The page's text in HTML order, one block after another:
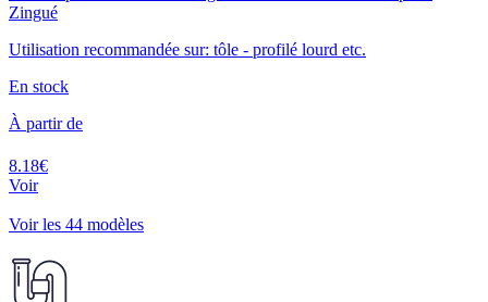
Zingué
Utilisation recommandée sur: tôle - profilé lourd etc.
En stock
À partir de
8.18€
Voir
Voir les 44 modèles